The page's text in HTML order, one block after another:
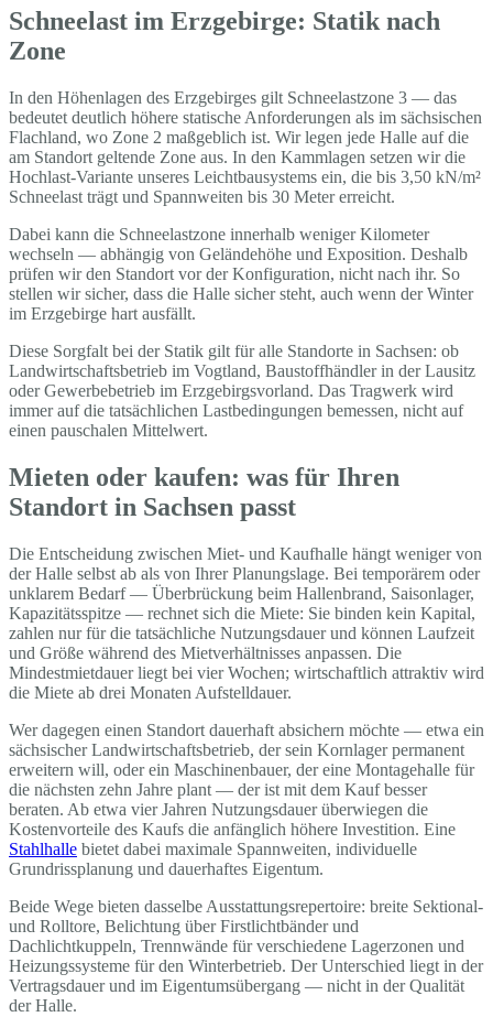
Schneelast im Erzgebirge: Statik nach
Zone
In den Höhenlagen des Erzgebirges gilt Schneelastzone 3 — das
bedeutet deutlich höhere statische Anforderungen als im sächsischen
Flachland, wo Zone 2 maßgeblich ist. Wir legen jede Halle auf die
am Standort geltende Zone aus. In den Kammlagen setzen wir die
Hochlast-Variante unseres Leichtbausystems ein, die bis 3,50 kN/m²
Schneelast trägt und Spannweiten bis 30 Meter erreicht.
Dabei kann die Schneelastzone innerhalb weniger Kilometer
wechseln — abhängig von Geländehöhe und Exposition. Deshalb
prüfen wir den Standort vor der Konfiguration, nicht nach ihr. So
stellen wir sicher, dass die Halle sicher steht, auch wenn der Winter
im Erzgebirge hart ausfällt.
Diese Sorgfalt bei der Statik gilt für alle Standorte in Sachsen: ob
Landwirtschaftsbetrieb im Vogtland, Baustoffhändler in der Lausitz
oder Gewerbebetrieb im Erzgebirgsvorland. Das Tragwerk wird
immer auf die tatsächlichen Lastbedingungen bemessen, nicht auf
einen pauschalen Mittelwert.
Mieten oder kaufen: was für Ihren
Standort in Sachsen passt
Die Entscheidung zwischen Miet- und Kaufhalle hängt weniger von
der Halle selbst ab als von Ihrer Planungslage. Bei temporärem oder
unklarem Bedarf — Überbrückung beim Hallenbrand, Saisonlager,
Kapazitätsspitze — rechnet sich die Miete: Sie binden kein Kapital,
zahlen nur für die tatsächliche Nutzungsdauer und können Laufzeit
und Größe während des Mietverhältnisses anpassen. Die
Mindestmietdauer liegt bei vier Wochen; wirtschaftlich attraktiv wird
die Miete ab drei Monaten Aufstelldauer.
Wer dagegen einen Standort dauerhaft absichern möchte — etwa ein
sächsischer Landwirtschaftsbetrieb, der sein Kornlager permanent
erweitern will, oder ein Maschinenbauer, der eine Montagehalle für
die nächsten zehn Jahre plant — der ist mit dem Kauf besser
beraten. Ab etwa vier Jahren Nutzungsdauer überwiegen die
Kostenvorteile des Kaufs die anfänglich höhere Investition. Eine
Stahlhalle bietet dabei maximale Spannweiten, individuelle
Grundrissplanung und dauerhaftes Eigentum.
Beide Wege bieten dasselbe Ausstattungsrepertoire: breite Sektional-
und Rolltore, Belichtung über Firstlichtbänder und
Dachlichtkuppeln, Trennwände für verschiedene Lagerzonen und
Heizungssysteme für den Winterbetrieb. Der Unterschied liegt in der
Vertragsdauer und im Eigentumsübergang — nicht in der Qualität
der Halle.